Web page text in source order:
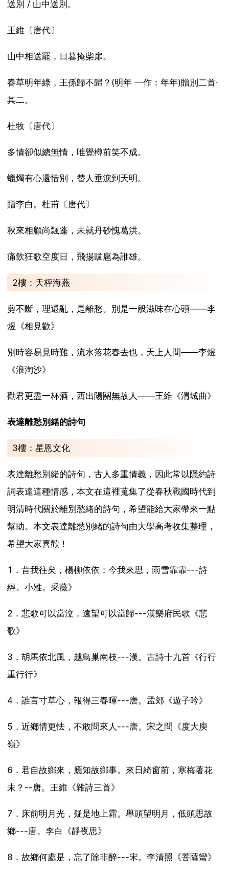
送別 / 山中送別。
王維〔唐代〕
山中相送罷，日暮掩柴扉。
春草明年綠，王孫歸不歸？(明年 一作：年年)贈別二首·
其二。
杜牧〔唐代〕
多情卻似總無情，唯覺樽前笑不成。
蠟燭有心還惜別，替人垂淚到天明。
贈李白。杜甫〔唐代〕
秋來相顧尚飄蓬，未就丹砂愧葛洪。
痛飲狂歌空度日，飛揚跋扈為誰雄。
2樓：天枰海燕
剪不斷，理還亂，是離愁。別是一般滋味在心頭——李
煜《相見歡》
別時容易見時難，流水落花春去也，天上人間——李煜
《浪淘沙》
勸君更盡一杯酒，西出陽關無故人——王維《渭城曲》
表達離愁別緒的詩句
3樓：星恩文化
表達離愁別緒的詩句，古人多重情義，因此常以隱約詩
詞表達這種情感，本文在這裡蒐集了從春秋戰國時代到
明清時代關於離別愁緒的詩句，希望能給大家帶來一點
幫助。本文表達離愁別緒的詩句由大學高考收集整理，
希望大家喜歡！
1．昔我往矣，楊柳依依；今我來思，雨雪霏霏---詩
經。小雅。采薇》
2．悲歌可以當泣，遠望可以當歸---漢樂府民歌《悲
歌》
3．胡馬依北風，越鳥巢南枝---漢。古詩十九首《行行
重行行》
4．誰言寸草心，報得三春暉---唐。孟郊《遊子吟》
5．近鄉情更怯，不敢問來人---唐。宋之問《度大庾
嶺》
6．君自故鄉來，應知故鄉事。來日綺窗前，寒梅著花
未？--唐。王維《雜詩三首》
7．床前明月光，疑是地上霜。舉頭望明月，低頭思故
鄉---唐。李白《靜夜思》
8．故鄉何處是，忘了除非醉---宋。李清照《菩薩蠻》